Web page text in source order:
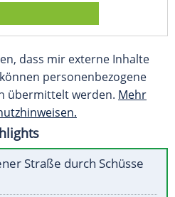
dass mir externe Inhalte
personenbezogene
übermittelt werden. Mehr
Straße durch Schüsse